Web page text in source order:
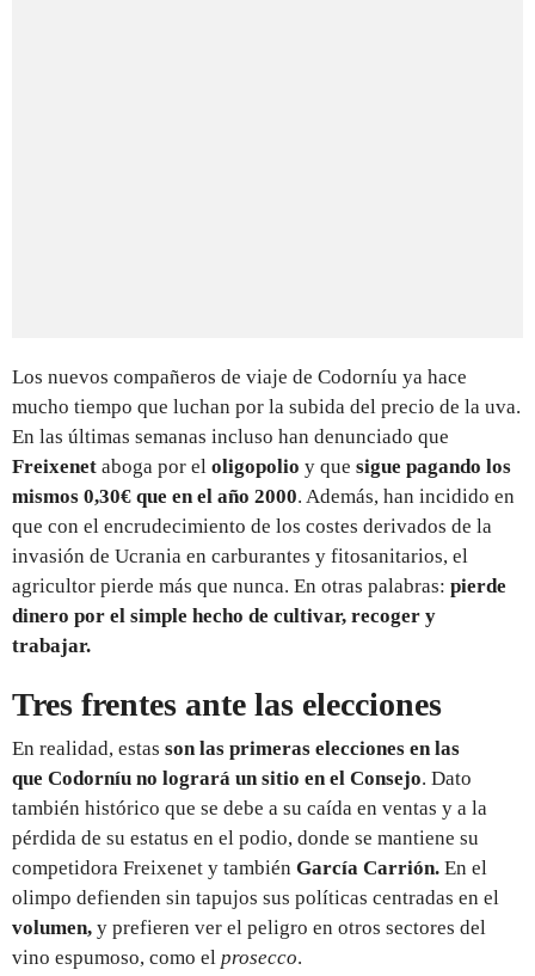
Los nuevos compañeros de viaje de Codorníu ya hace
mucho tiempo que luchan por la subida del precio de la uva.
En las últimas semanas incluso han denunciado que
Freixenet aboga por el oligopolio y que sigue pagando los
mismos 0,30€ que en el año 2000. Además, han incidido en
que con el encrudecimiento de los costes derivados de la
invasión de Ucrania en carburantes y fitosanitarios, el
agricultor pierde más que nunca. En otras palabras: pierde
dinero por el simple hecho de cultivar, recoger y
trabajar.
Tres frentes ante las elecciones
En realidad, estas son las primeras elecciones en las
que Codorníu no logrará un sitio en el Consejo. Dato
también histórico que se debe a su caída en ventas y a la
pérdida de su estatus en el podio, donde se mantiene su
competidora Freixenet y también García Carrión. En el
olimpo defienden sin tapujos sus políticas centradas en el
volumen, y prefieren ver el peligro en otros sectores del
vino espumoso, como el prosecco.